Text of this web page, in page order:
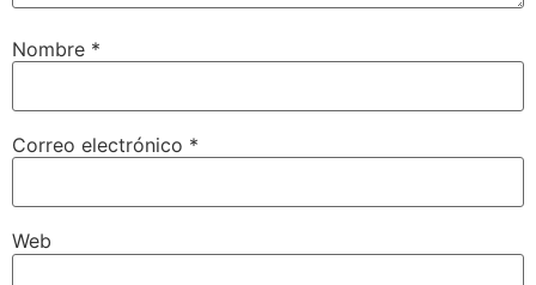
Nombre *
Correo electrónico *
Web